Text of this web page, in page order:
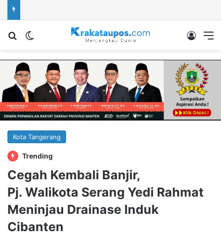
Cari berita...Switch skin Log In
Kota Tangerang
Trending
Cegah Kembali Banjir,
Pj. Walikota Serang Yedi Rahmat
Meninjau Drainase Induk
Cibanten